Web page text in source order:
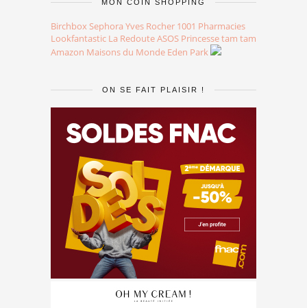
MON COIN SHOPPING
Birchbox Sephora Yves Rocher 1001 Pharmacies
Lookfantastic La RedouteASOS Princesse tam tam
Amazon Maisons du Monde Eden Park
ON SE FAIT PLAISIR !